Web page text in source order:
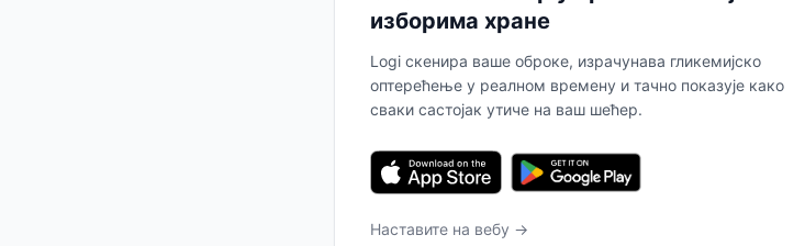
изборима хране
Logi скенира ваше оброке, израчунава гликемијско
оптерећење у реалном времену и тачно показује како
сваки састојак утиче на ваш шећер.
Наставите на вебу →